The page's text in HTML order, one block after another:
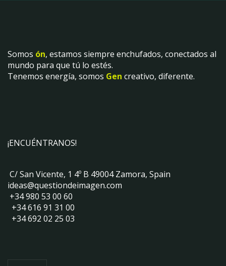
Somos ón, estamos siempre enchufados, conectados al
mundo para que tú lo estés.
Tenemos energía, somos Gen creativo, diferente.
¡ENCUÉNTRANOS!
C/ San Vicente, 1 4º B 49004 Zamora, Spain
ideas@questiondeimagen.com
+34 980 53 00 60
+34 616 91 31 00
+34 692 02 25 03